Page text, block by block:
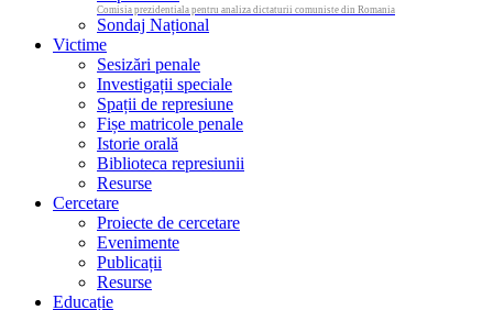
Comisia prezidentiala pentru analiza dictaturii comuniste din Romania
Sondaj Național
Victime
Sesizări penale
Investigații speciale
Spații de represiune
Fișe matricole penale
Istorie orală
Biblioteca represiunii
Resurse
Cercetare
Proiecte de cercetare
Evenimente
Publicații
Resurse
Educație